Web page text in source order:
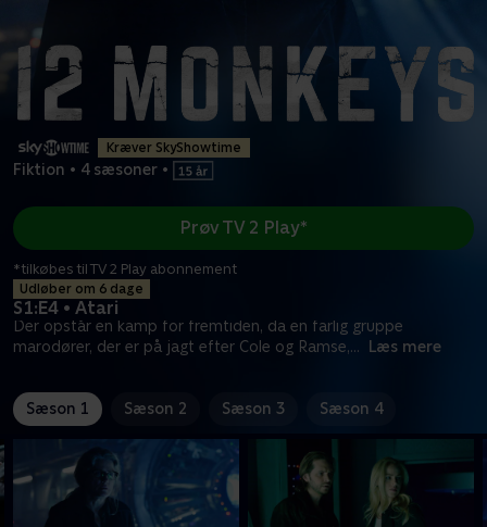
Kræver SkyShowtime
Fiktion • 4 sæsoner •
Udløber om 6 dage
S1:E4 • Atari
Der opstår en kamp for fremtiden, da en farlig gruppe
marodører, der er på jagt efter Cole og Ramse,... Læs mere
Prøv TV 2 Play*
*tilkøbes til TV 2 Play abonnement
Sæson 1 Sæson 2 Sæson 3 Sæson 4